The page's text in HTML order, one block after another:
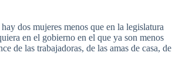
dos mujeres menos que en la legislatura
en el gobierno en el que ya son menos
de las trabajadoras, de las amas de casa, de